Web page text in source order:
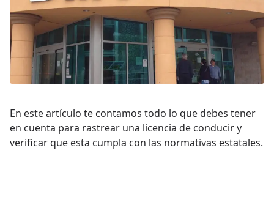
En este artículo te contamos todo lo que debes tener
en cuenta para rastrear una licencia de conducir y
verificar que esta cumpla con las normativas estatales.